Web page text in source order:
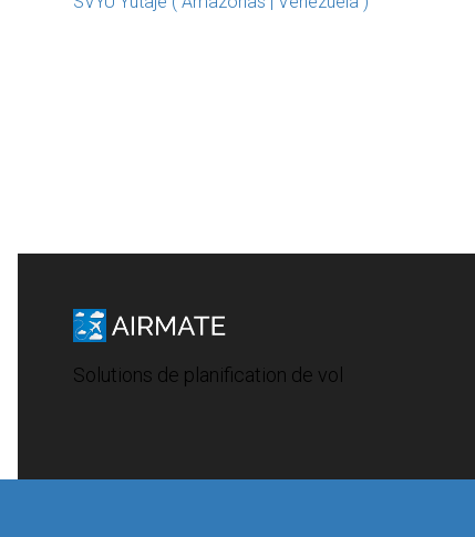
Solutions de planification de vol